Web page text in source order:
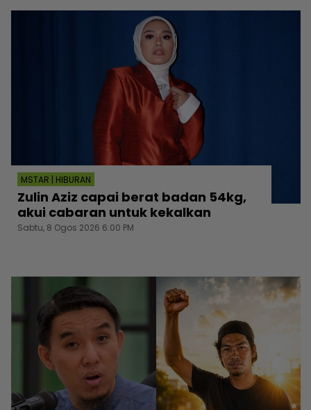
MSTAR | HIBURAN
Zulin Aziz capai berat badan 54kg,
akui cabaran untuk kekalkan
Sabtu, 8 Ogos 2026 6:00 PM